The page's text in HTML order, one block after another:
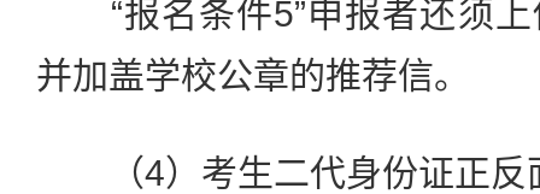
“报名条件5”申报者还须上
并加盖学校公章的推荐信。
（4）考生二代身份证正反